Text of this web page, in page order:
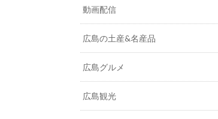
動画配信
広島の土産&名産品
広島グルメ
広島観光